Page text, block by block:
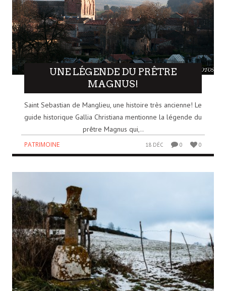
UNE LÉGENDE DU PRÊTRE
MAGNUS!
Saint Sebastian de Manglieu, une histoire très ancienne! Le
guide historique Gallia Christiana mentionne la légende du
prêtre Magnus qui,..
PATRIMOINE 18 DÉC 0 0